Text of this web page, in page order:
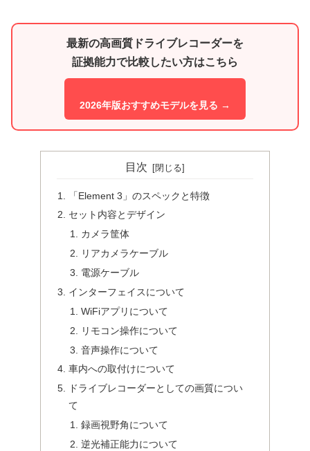
最新の高画質ドライブレコーダーを
証拠能力で比較したい方はこちら
2026年版おすすめモデルを見る →
目次
「Element 3」のスペックと特徴
セット内容とデザイン
カメラ筐体
リアカメラケーブル
電源ケーブル
インターフェイスについて
WiFiアプリについて
リモコン操作について
音声操作について
車内への取付けについて
ドライブレコーダーとしての画質につい
て
録画視野角について
逆光補正能力について